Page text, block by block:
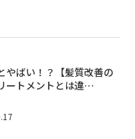
やばい！？【髪質改善の
ートメントとは違…